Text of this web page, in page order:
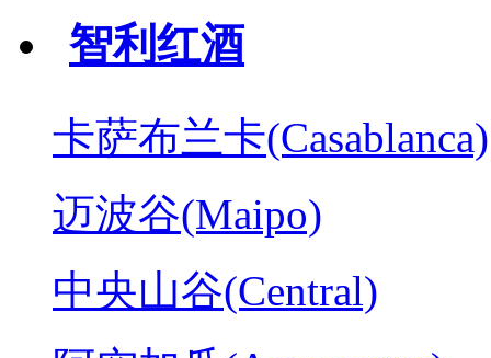
智利红酒
卡萨布兰卡(Casablanca)
迈波谷(Maipo)
中央山谷(Central)